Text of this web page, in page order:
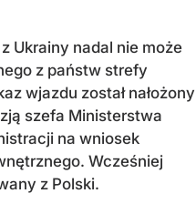
Ukrainy nadal nie może
z państw strefy
wjazdu został nałożony
szefa Ministerstwa
na wniosek
Wcześniej
z Polski.